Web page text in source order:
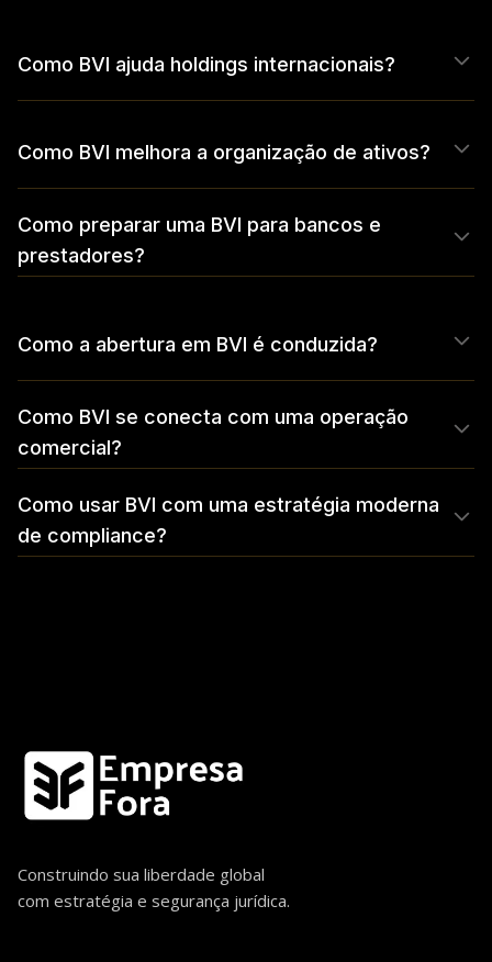
Como BVI ajuda holdings internacionais?
Como BVI melhora a organização de ativos?
Como preparar uma BVI para bancos e
prestadores?
Como a abertura em BVI é conduzida?
Como BVI se conecta com uma operação
comercial?
Como usar BVI com uma estratégia moderna
de compliance?
Construindo sua liberdade global
com estratégia e segurança jurídica.